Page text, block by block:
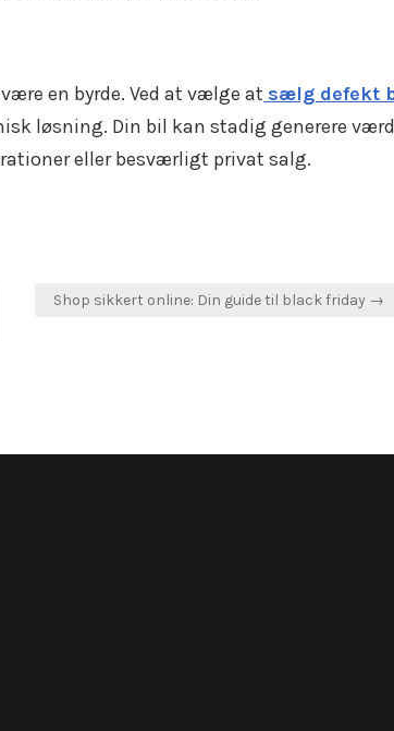
en byrde. Ved at vælge at sælg defekt
løsning. Din bil kan stadig generere
eller besværligt privat salg.
Shop sikkert online: Din guide til black friday →